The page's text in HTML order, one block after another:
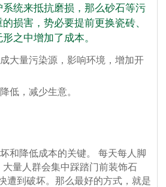
统来抵抗磨损，那么砂石等污
损害，势必要提前更换瓷砖、
之中增加了成本。
大量污染源，影响环境，增加开
低，减少生意。
和降低成本的关键。 每天每人脚
量人群会集中踩踏门前装饰石
遭到破坏。那么最好的方式，就是